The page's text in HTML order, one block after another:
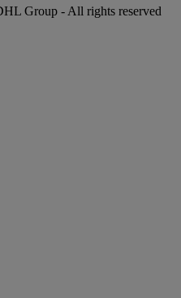
Group - All rights reserved